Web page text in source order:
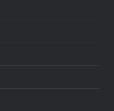
উদাসীনতা